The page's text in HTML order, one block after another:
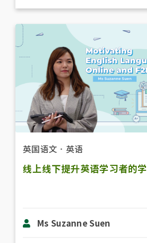
英国语文 ． 英语
线上线下提升英语学习者的
Ms Suzanne Suen